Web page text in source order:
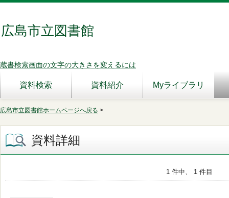
広島市立図書館
蔵書検索画面の文字の大きさを変えるには
資料検索 資料紹介 Myライブラリ
広島市立図書館ホームページへ戻る >
資料詳細
1 件中、 1 件目